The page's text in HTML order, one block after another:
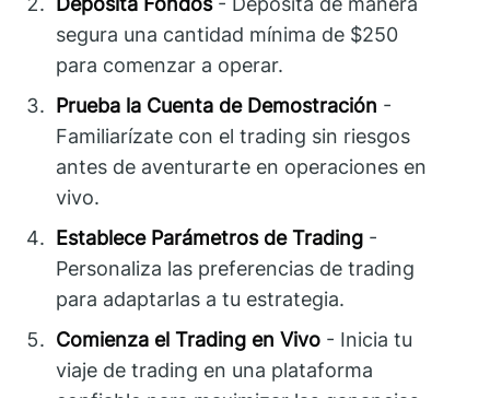
segura una cantidad mínima de $250
para comenzar a operar.
Prueba la Cuenta de Demostración -
Familiarízate con el trading sin riesgos
antes de aventurarte en operaciones en
vivo.
Establece Parámetros de Trading -
Personaliza las preferencias de trading
para adaptarlas a tu estrategia.
Comienza el Trading en Vivo - Inicia tu
viaje de trading en una plataforma